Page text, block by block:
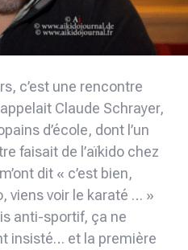
c’est une rencontre
Claude Schrayer,
d’école, dont l’un
faisait de l’aïkido chez
dit « c’est bien,
viens voir le karaté … »
anti-sportif, ça ne
insisté… et la première